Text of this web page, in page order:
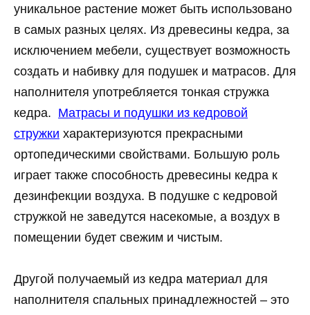
уникальное растение может быть использовано
в самых разных целях. Из древесины кедра, за
исключением мебели, существует возможность
создать и набивку для подушек и матрасов. Для
наполнителя употребляется тонкая стружка
кедра. Матрасы и подушки из кедровой
стружки характеризуются прекрасными
ортопедическими свойствами. Большую роль
играет также способность древесины кедра к
дезинфекции воздуха. В подушке с кедровой
стружкой не заведутся насекомые, а воздух в
помещении будет свежим и чистым.
Другой получаемый из кедра материал для
наполнителя спальных принадлежностей – это